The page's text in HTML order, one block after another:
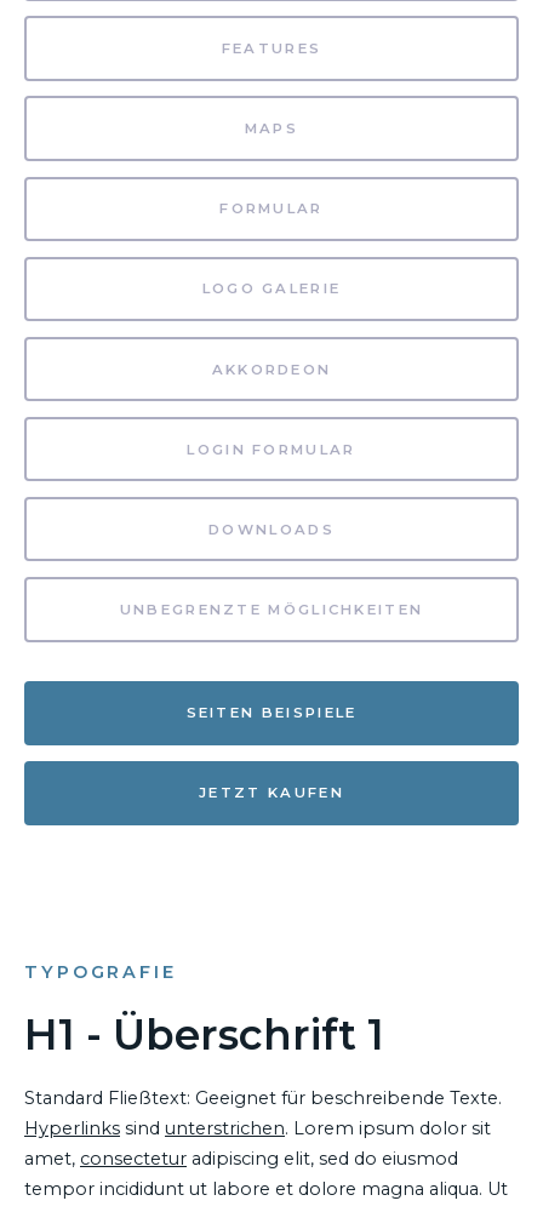
FEATURES
MAPS
FORMULAR
LOGO GALERIE
AKKORDEON
LOGIN FORMULAR
DOWNLOADS
UNBEGRENZTE MÖGLICHKEITEN
SEITEN BEISPIELE
JETZT KAUFEN
TYPOGRAFIE
H1 - Überschrift 1
Standard Fließtext: Geeignet für beschreibende Texte.
Hyperlinks sind unterstrichen. Lorem ipsum dolor sit
amet, consectetur adipiscing elit, sed do eiusmod
tempor incididunt ut labore et dolore magna aliqua. Ut